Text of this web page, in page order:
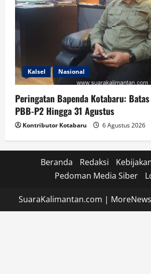
Kalsel Nasional
Peringatan Bapenda Kotabaru:
PBB-P2 Hingga 31 Agustus
Kontributor Kotabaru 6 Agustus 2026
Beranda Redaksi
Pedoman Media Siber
SuaraKalimantan.com | MoreNews